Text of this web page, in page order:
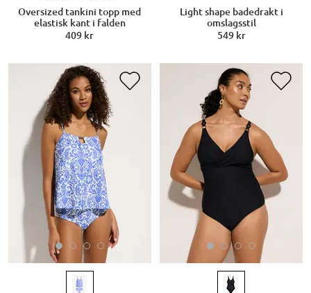
Oversized tankini topp med
elastisk kant i falden
409 kr
Light shape badedrakt i
omslagsstil
549 kr